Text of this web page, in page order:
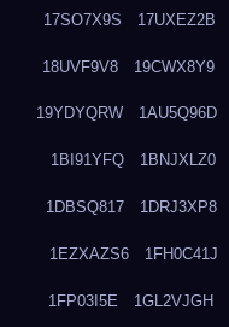
17SO7X9S 17UXEZ2B
18UVF9V8 19CWX8Y9
19YDYQRW 1AU5Q96D
1BI91YFQ 1BNJXLZ0
1DBSQ817 1DRJ3XP8
1EZXAZS6 1FH0C41J
1FP03I5E 1GL2VJGH